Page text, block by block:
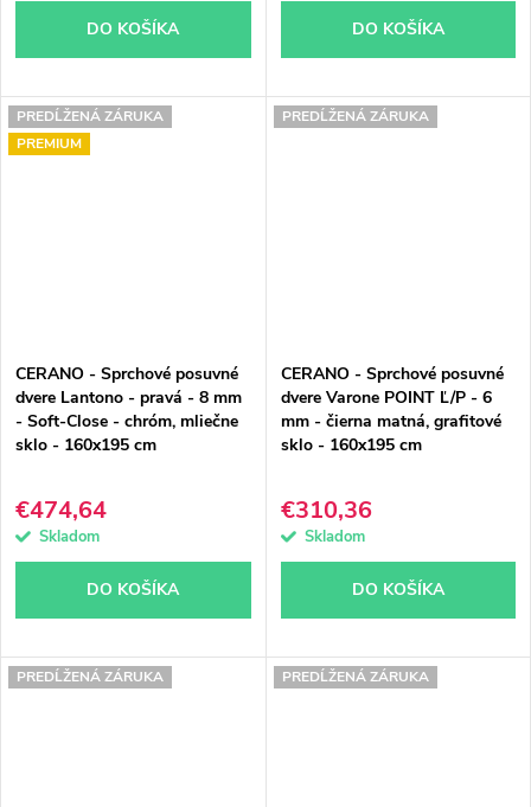
DO KOŠÍKA DO KOŠÍKA
PREDĹŽENÁ ZÁRUKA
PREMIUM
CERANO - Sprchové posuvné
dvere Lantono - pravá - 8 mm
- Soft-Close - chróm, mliečne
sklo - 160x195 cm
€474,64
Skladom
DO KOŠÍKA
PREDĹŽENÁ ZÁRUKA
CERANO - Sprchové posuvné
dvere Varone POINT Ľ/P - 6
mm - čierna matná, grafitové
sklo - 160x195 cm
€310,36
Skladom
DO KOŠÍKA
PREDĹŽENÁ ZÁRUKA PREDĹŽENÁ ZÁRUKA